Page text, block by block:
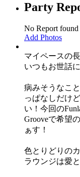
Party
No Report found
Add Photos
マイペースの
いつもお世話
病みそうなこ
っぱなしだけ
い！今回の
Grooveで希望
ぁす！
色とりどりの
ラウンジは愛